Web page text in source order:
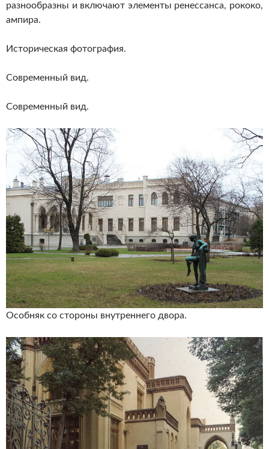
разнообразны и включают элементы ренессанса, рококо,
ампира.
Историческая фотография.
Современный вид.
Современный вид.
Особняк со стороны внутреннего двора.